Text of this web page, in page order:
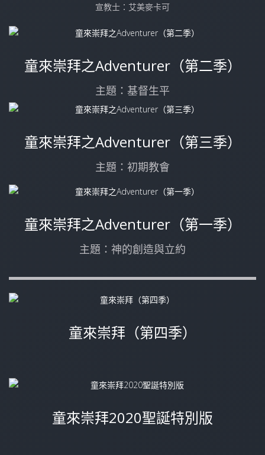
宣教士：艾美麥卡可
童來崇拜之Adventurer（第二季）
主題：基督生平
童來崇拜之Adventurer（第三季）
主題：初期教會
童來崇拜之Adventurer（第一季）
主題：神的創造與立約
童來崇拜（第四季）
童來崇拜2020聖誕特別版